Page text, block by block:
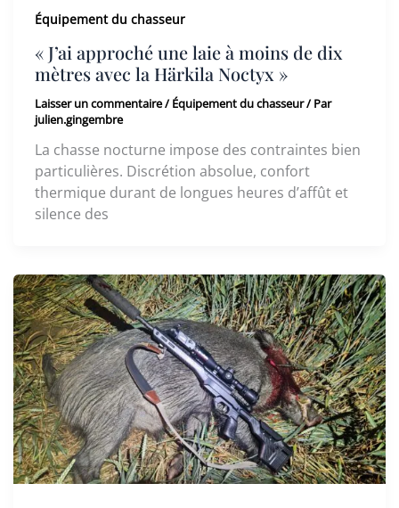
Équipement du chasseur
« J’ai approché une laie à moins de dix
mètres avec la Härkila Noctyx »
Laisser un commentaire/Équipement du chasseur/ Par
julien.gingembre
La chasse nocturne impose des contraintes bien
particulières. Discrétion absolue, confort
thermique durant de longues heures d’affût et
silence des